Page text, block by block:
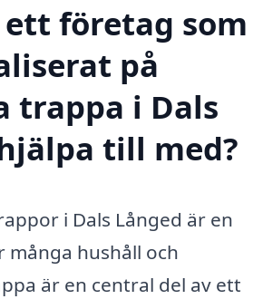
företag som
på
trappa i Dals
till med?
i Dals Långed är en
hushåll och
är en central del av ett